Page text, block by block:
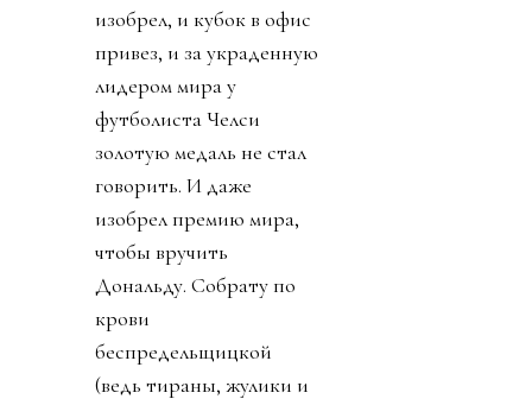
изобрел, и кубок в офис
привез, и за украденную
лидером мира у
футболиста Челси
золотую медаль не стал
говорить. И даже
изобрел премию мира,
чтобы вручить
Дональду. Собрату по
крови
беспредельщицкой
(ведь тираны, жулики и